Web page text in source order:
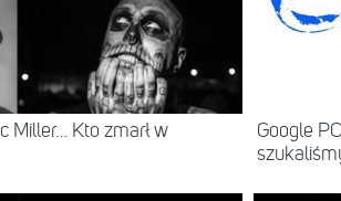
Miller… Kto zmarł w
Google